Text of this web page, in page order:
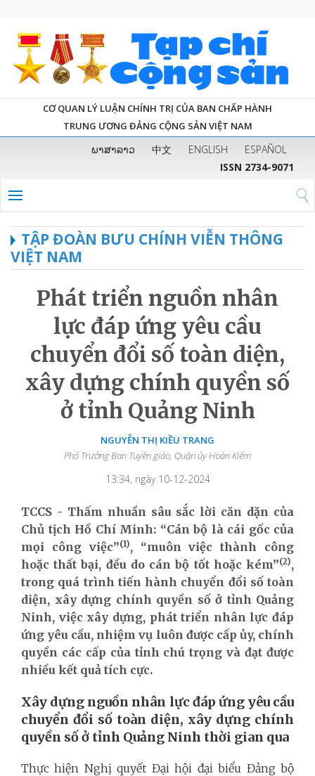
CƠ QUAN LÝ LUẬN CHÍNH TRỊ CỦA BAN CHẤP HÀNH
TRUNG ƯƠNG ĐẢNG CỘNG SẢN VIỆT NAM
ພາສາລາວ 中文 ENGLISH
ESPAÑOL
ISSN 2734-9071
TẬP ĐOÀN BƯU CHÍNH VIỄN THÔNG
VIỆT NAM
Phát triển nguồn nhân
lực đáp ứng yêu cầu
chuyển đổi số toàn diện,
xây dựng chính quyền số
ở tỉnh Quảng Ninh
NGUYỄN THỊ KIỀU TRANG
Phó Trưởng Ban Tuyên giáo, Quận ủy Hoàn Kiếm
13:34, ngày 10-12-2024
TCCS - Thấm nhuần sâu sắc lời căn dặn của
Chủ tịch Hồ Chí Minh: “Cán bộ là cái gốc của
mọi công việc”(1), “muôn việc thành công
hoặc thất bại, đều do cán bộ tốt hoặc kém”(2),
trong quá trình tiến hành chuyển đổi số toàn
diện, xây dựng chính quyền số ở tỉnh Quảng
Ninh, việc xây dựng, phát triển nhân lực đáp
ứng yêu cầu, nhiệm vụ luôn được cấp ủy, chính
quyền các cấp của tỉnh chú trọng và đạt được
nhiều kết quả tích cực.
Xây dựng nguồn nhân lực đáp ứng yêu cầu
chuyển đổi số toàn diện, xây dựng chính
quyền số ở tỉnh Quảng Ninh thời gian qua
Thực hiện Nghị quyết Đại hội đại biểu Đảng bộ